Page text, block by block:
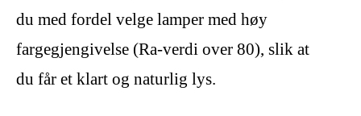
du med fordel velge lamper med høy
fargegjengivelse (Ra-verdi over 80), slik at
du får et klart og naturlig lys.